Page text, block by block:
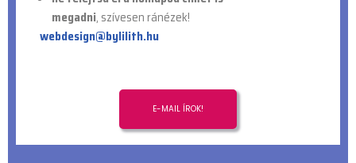
megadni, szívesen ránézek!
webdesign@bylilith.hu
E-MAIL ÍROK!